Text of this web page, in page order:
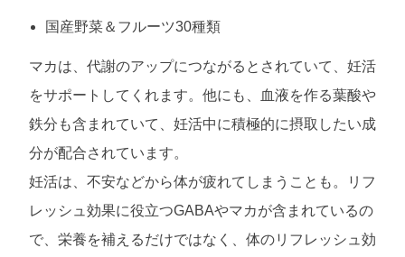
国産野菜＆フルーツ30種類
マカは、代謝のアップにつながるとされていて、妊活
をサポートしてくれます。他にも、血液を作る葉酸や
鉄分も含まれていて、妊活中に積極的に摂取したい成
分が配合されています。
妊活は、不安などから体が疲れてしまうことも。リフ
レッシュ効果に役立つGABAやマカが含まれているの
で、栄養を補えるだけではなく、体のリフレッシュ効